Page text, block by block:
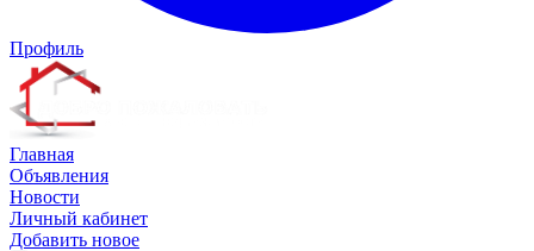
Профиль
Главная
Объявления
Новости
Личный кабинет
Добавить новое